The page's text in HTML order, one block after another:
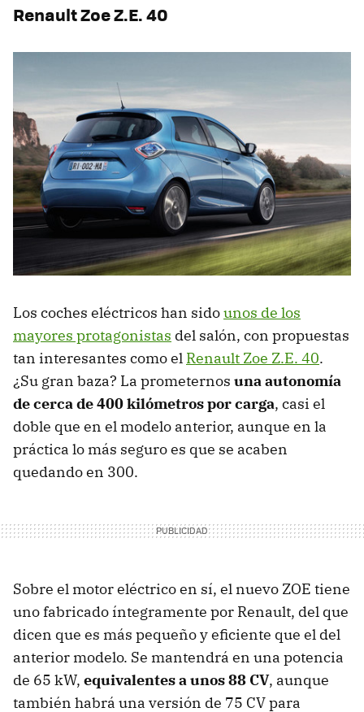
Renault Zoe Z.E. 40
Los coches eléctricos han sidounos de los
mayores protagonistas del salón, con propuestas
tan interesantes como el Renault Zoe Z.E. 40.
¿Su gran baza? La prometernos una autonomía
de cerca de 400 kilómetros por carga, casi el
doble que en el modelo anterior, aunque en la
práctica lo más seguro es que se acaben
quedando en 300.
Sobre el motor eléctrico en sí, el nuevo ZOE tiene
uno fabricado íntegramente por Renault, del que
dicen que es más pequeño y eficiente que el del
anterior modelo. Se mantendrá en una potencia
de 65 kW, equivalentes a unos 88 CV, aunque
también habrá una versión de 75 CV para